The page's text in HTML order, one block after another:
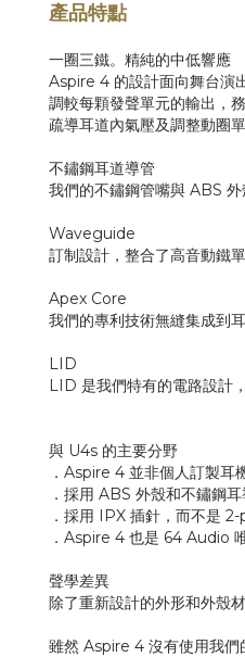
產品特點
一圈三鐵。精純的中低響應
Aspire 4 的設計面向舞台演
調較每顆發聲單元的輸出，
疏導耳道內氣壓及調整動圈
不鏽鋼耳道導管
我們的不鏽鋼管嘴與 ABS 外
Waveguide
訂制設計，整合了高音動鐵
Apex Core
我們的專利技術無縫集成到
LID
LID 是我們特有的電路設計
與 U4s 的主要分野
．Aspire 4 並非個人訂製耳
．採用 ABS 外殼和不鏽鋼
．採用 IPX 插針，而不是 2-
．Aspire 4 也是 64 Audio
聲學差異
除了重新設計的外形和外殼
雖然 Aspire 4 沒有使用我們